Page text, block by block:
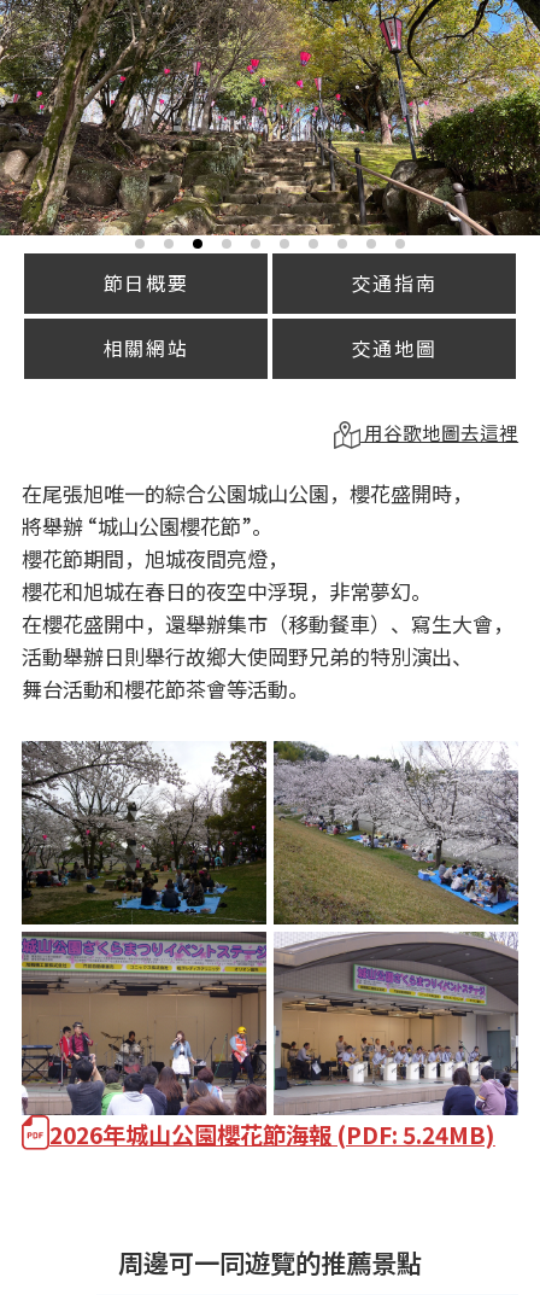
節日概要 交通指南
相關網站 交通地圖
用谷歌地圖去這裡
在尾張旭唯一的綜合公園城山公園，櫻花盛開時，
將舉辦 “城山公園櫻花節”。
櫻花節期間，旭城夜間亮燈，
櫻花和旭城在春日的夜空中浮現，非常夢幻。
在櫻花盛開中，還舉辦集市（移動餐車）、寫生大會，
活動舉辦日則舉行故鄉大使岡野兄弟的特別演出、
舞台活動和櫻花節茶會等活動。
2026年城山公園櫻花節海報 (PDF: 5.24MB)
周邊可一同遊覽的推薦景點